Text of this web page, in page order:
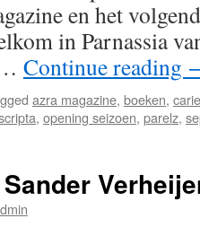
en het
in Parnassia
Continue reading
azra magazine, boeken,
, opening seizoen, parelz,